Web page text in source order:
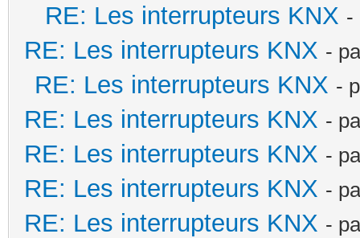
RE: Les interrupteurs KNX -
RE: Les interrupteurs KNX -
RE: Les interrupteurs KNX -
RE: Les interrupteurs KNX -
RE: Les interrupteurs KNX -
RE: Les interrupteurs KNX -
RE: Les interrupteurs KNX -